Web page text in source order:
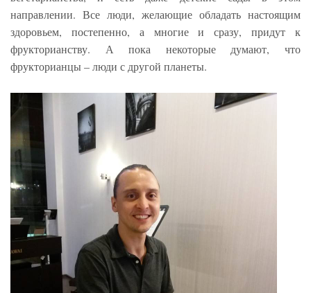
направлении. Все люди, желающие обладать настоящим
здоровьем, постепенно, а многие и сразу, придут к
фрукторианству. А пока некоторые думают, что
фрукторианцы – люди с другой планеты.